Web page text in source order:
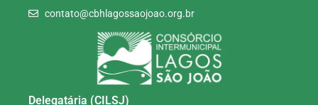
contato@cbhlagossaojoao.org.br
Delegatária (CILSJ)